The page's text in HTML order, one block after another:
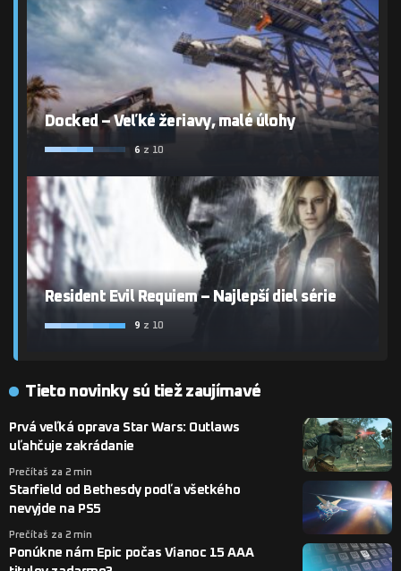
Docked – Veľké žeriavy, malé úlohy
6 z 10
Resident Evil Requiem – Najlepší diel série
9 z 10
Tieto novinky sú tiež zaujímavé
Prvá veľká oprava Star Wars: Outlaws
uľahčuje zakrádanie
Prečítaš za 2 min
Starfield od Bethesdy podľa všetkého
nevyjde na PS5
Prečítaš za 2 min
Ponúkne nám Epic počas Vianoc 15 AAA